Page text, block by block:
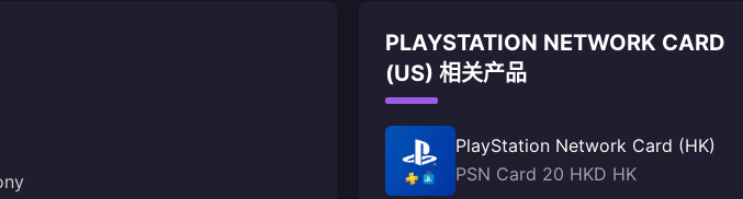
PLAYSTATION NETWORK CARD
(US) 相关产品
PlayStation Network Card (HK)
PSN Card 20 HKD HK